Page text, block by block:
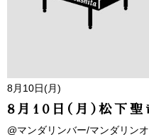
8月10日(月)
8月10日(月)松下聖
@マンダリンバー/マンダリン